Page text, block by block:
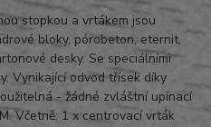
stopkou a vrtákem jsou
bloky, pórobeton, eternit,
desky. Se speciálními
Vynikající odvod třísek díky
- žádné zvláštní upínací
Včetně: 1 x centrovací vrták